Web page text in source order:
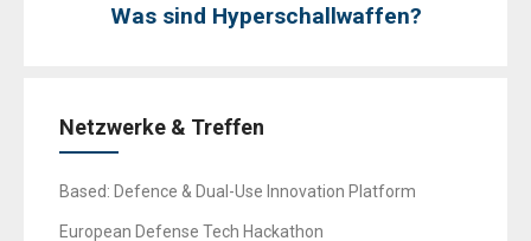
Was sind Hyperschallwaffen?
Netzwerke & Treffen
Based: Defence & Dual-Use Innovation Platform
European Defense Tech Hackathon